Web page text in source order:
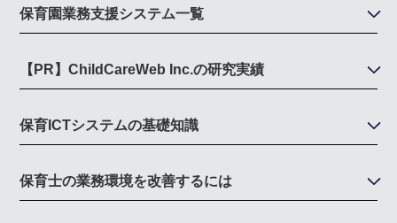
保育園業務支援システム一覧
【PR】ChildCareWeb Inc.の研究実績
保育ICTシステムの基礎知識
保育士の業務環境を改善するには